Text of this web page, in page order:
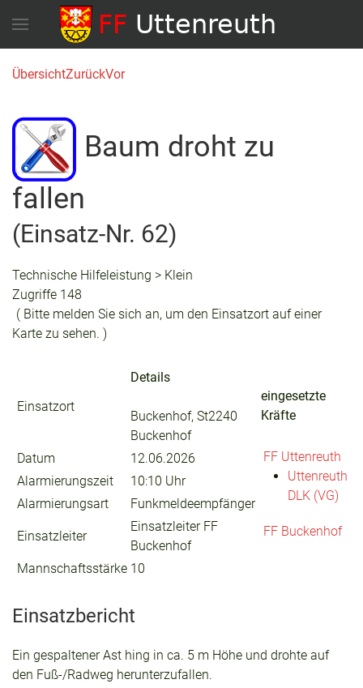
ÜbersichtZurückVor
Baum droht zu
fallen
(Einsatz-Nr. 62)
Technische Hilfeleistung > Klein
Zugriffe 148
( Bitte melden Sie sich an, um den Einsatzort auf einer
Karte zu sehen. )
Einsatzort
Details
Buckenhof, St2240
Buckenhof
Datum
12.06.2026
Alarmierungszeit
10:10 Uhr
Alarmierungsart
Funkmeldeempfänger
Einsatzleiter
Einsatzleiter FF
Buckenhof
Mannschaftsstärke 10
eingesetzte
Kräfte
FF Uttenreuth
Uttenreuth
DLK (VG)
FF Buckenhof
Einsatzbericht
Ein gespaltener Ast hing in ca. 5 m Höhe und drohte auf
den Fuß-/Radweg herunterzufallen.